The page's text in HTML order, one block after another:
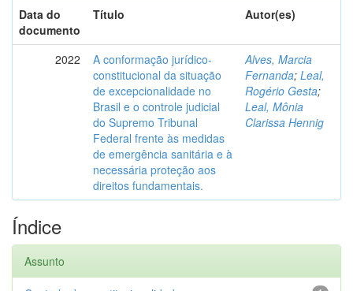
Data do
documento
Título Autor(es)
2022
A conformação jurídico-
constitucional da situação
de excepcionalidade no
Brasil e o controle judicial
do Supremo Tribunal
Federal frente às medidas
de emergência sanitária e à
necessária proteção aos
direitos fundamentais.
Alves, Marcia
Fernanda; Leal,
Rogério Gesta;
Leal, Mônia
Clarissa Hennig
Índice
Assunto